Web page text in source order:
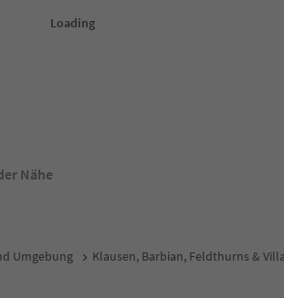
Nähe
Umgebung Klausen, Barbian, Feldthurns &